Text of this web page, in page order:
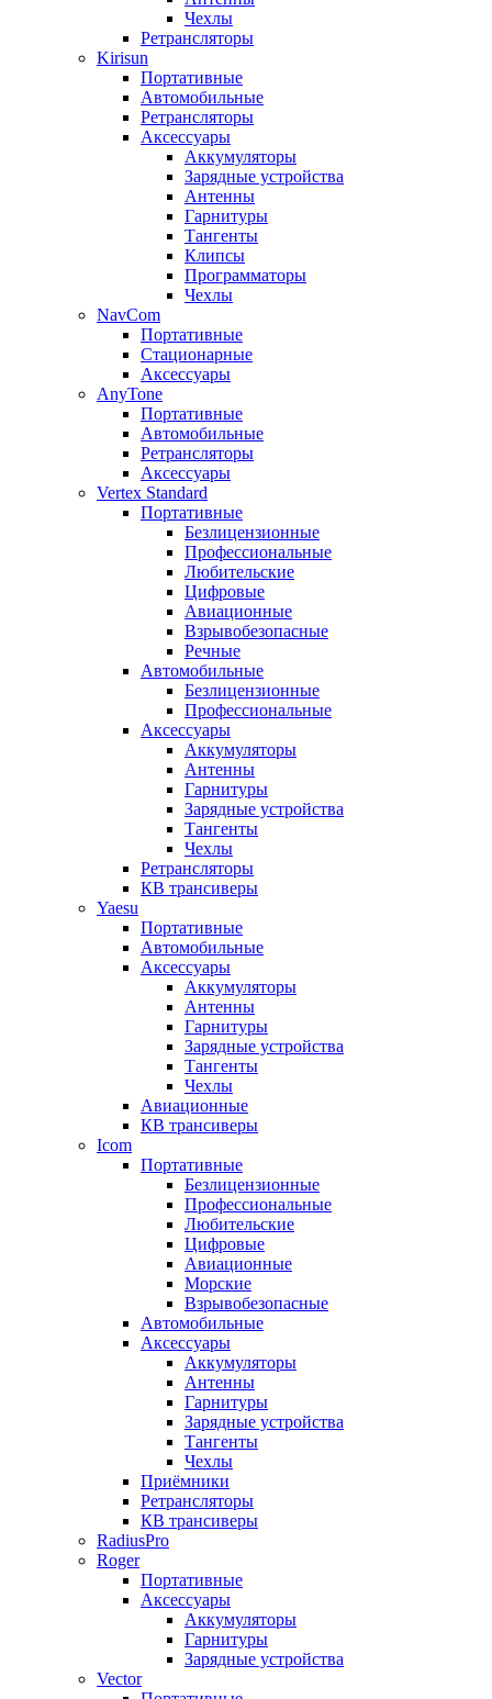
Чехлы
Ретрансляторы
Kirisun
Портативные
Автомобильные
Ретрансляторы
Аксессуары
Аккумуляторы
Зарядные устройства
Антенны
Гарнитуры
Тангенты
Клипсы
Программаторы
Чехлы
NavCom
Портативные
Стационарные
Аксессуары
AnyTone
Портативные
Автомобильные
Ретрансляторы
Аксессуары
Vertex Standard
Портативные
Безлицензионные
Профессиональные
Любительские
Цифровые
Авиационные
Взрывобезопасные
Речные
Автомобильные
Безлицензионные
Профессиональные
Аксессуары
Аккумуляторы
Антенны
Гарнитуры
Зарядные устройства
Тангенты
Чехлы
Ретрансляторы
КВ трансиверы
Yaesu
Портативные
Автомобильные
Аксессуары
Аккумуляторы
Антенны
Гарнитуры
Зарядные устройства
Тангенты
Чехлы
Авиационные
КВ трансиверы
Icom
Портативные
Безлицензионные
Профессиональные
Любительские
Цифровые
Авиационные
Морские
Взрывобезопасные
Автомобильные
Аксессуары
Аккумуляторы
Антенны
Гарнитуры
Зарядные устройства
Тангенты
Чехлы
Приёмники
Ретрансляторы
КВ трансиверы
RadiusPro
Roger
Портативные
Аксессуары
Аккумуляторы
Гарнитуры
Зарядные устройства
Vector